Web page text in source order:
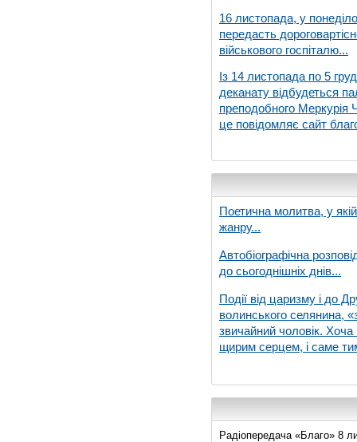
16 листопада, у
передасть
військового госпіталю...
Із 14 листопада по 5
деканату відбудеться
преподобного Меркурія
це повідомляє сайт
Поетична молитва, у
жанру...
Автобіографічна
до сьогоднішніх днів...
Події від царизму і до
волинського селянина,
звичайний чоловік. Хоча
щирим серцем, і саме
Радіопередача «Благо» 8